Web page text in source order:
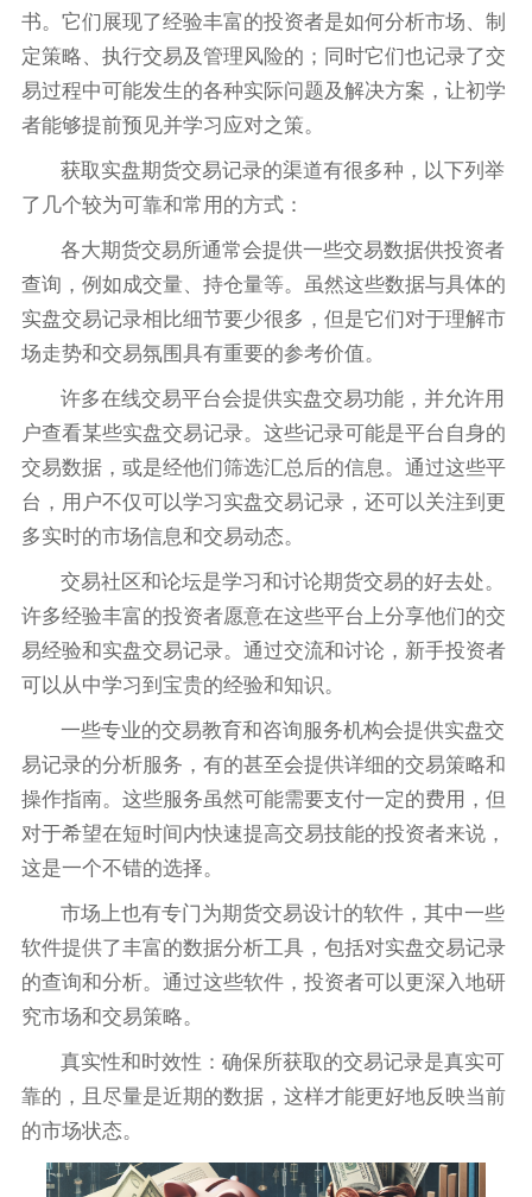
书。它们展现了经验丰富的投资者是如何分析市场、制
定策略、执行交易及管理风险的；同时它们也记录了交
易过程中可能发生的各种实际问题及解决方案，让初学
者能够提前预见并学习应对之策。
获取实盘期货交易记录的渠道有很多种，以下列举
了几个较为可靠和常用的方式：
各大期货交易所通常会提供一些交易数据供投资者
查询，例如成交量、持仓量等。虽然这些数据与具体的
实盘交易记录相比细节要少很多，但是它们对于理解市
场走势和交易氛围具有重要的参考价值。
许多在线交易平台会提供实盘交易功能，并允许用
户查看某些实盘交易记录。这些记录可能是平台自身的
交易数据，或是经他们筛选汇总后的信息。通过这些平
台，用户不仅可以学习实盘交易记录，还可以关注到更
多实时的市场信息和交易动态。
交易社区和论坛是学习和讨论期货交易的好去处。
许多经验丰富的投资者愿意在这些平台上分享他们的交
易经验和实盘交易记录。通过交流和讨论，新手投资者
可以从中学习到宝贵的经验和知识。
一些专业的交易教育和咨询服务机构会提供实盘交
易记录的分析服务，有的甚至会提供详细的交易策略和
操作指南。这些服务虽然可能需要支付一定的费用，但
对于希望在短时间内快速提高交易技能的投资者来说，
这是一个不错的选择。
市场上也有专门为期货交易设计的软件，其中一些
软件提供了丰富的数据分析工具，包括对实盘交易记录
的查询和分析。通过这些软件，投资者可以更深入地研
究市场和交易策略。
真实性和时效性：确保所获取的交易记录是真实可
靠的，且尽量是近期的数据，这样才能更好地反映当前
的市场状态。